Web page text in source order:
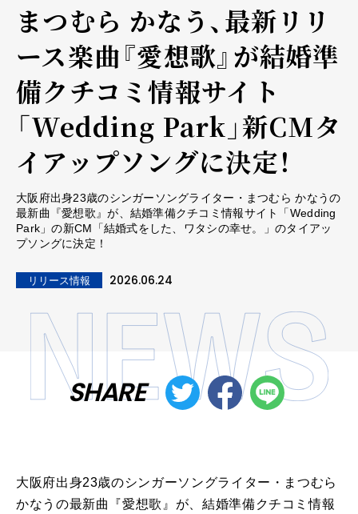
まつむら かなう、最新リリ
ース楽曲『愛想歌』が結婚準
備クチコミ情報サイト
「Wedding Park」新CMタ
イアップソングに決定！
大阪府出身23歳のシンガーソングライター・まつむら かなうの
最新曲『愛想歌』が、結婚準備クチコミ情報サイト「Wedding
Park」の新CM「結婚式をした、ワタシの幸せ。」のタイアッ
プソングに決定！
リリース情報 2026.06.24
SHARE
大阪府出身23歳のシンガーソングライター・まつむら
かなうの最新曲『愛想歌』が、結婚準備クチコミ情報